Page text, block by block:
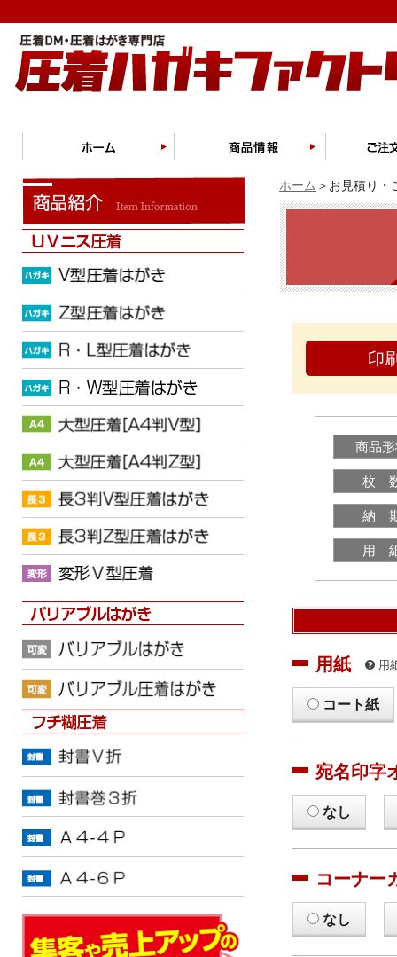
ホーム ＞お見積り・
印
商品
枚
納
用
用紙 用
コート紙
宛名印字
なし
コーナー
なし